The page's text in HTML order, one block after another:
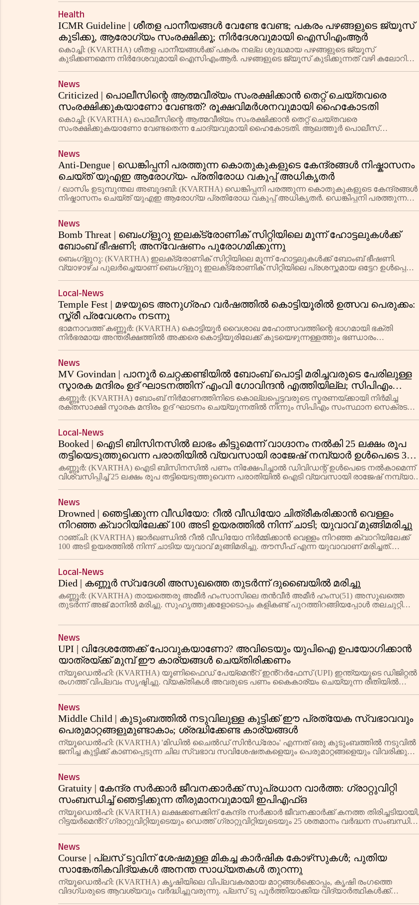
Health
ICMR Guideline | ശീതള പാനീയങ്ങള്‍ വേണ്ടേ വേണ്ട; പകരം പഴങ്ങളുടെ ജ്യൂസ്
കുടിക്കൂ, ആരോഗ്യം സംരക്ഷിക്കൂ; നിര്‍ദേശവുമായി ഐസിഎംആര്‍
കൊച്ചി: (KVARTHA) ശീതള പാനീയങ്ങള്‍ക്ക് പകരം നല്ല ശുദ്ധമായ പഴങ്ങളുടെ ജ്യൂസ്
കുടിക്കണമെന്ന നിര്‍ദേശവുമായി ഐസിഎംആര്‍. പഴങ്ങളുടെ ജ്യൂസ് കുടിക്കുന്നത് വഴി കലോറിയും
News
Criticized | പൊലീസിന്റെ ആത്മവീര്യം സംരക്ഷിക്കാന്‍ തെറ്റ് ചെയ്തവരെ
സംരക്ഷിക്കുകയാണോ വേണ്ടത്? രൂക്ഷവിമര്‍ശനവുമായി ഹൈകോടതി
കൊച്ചി: (KVARTHA) പൊലീസിന്റെ ആത്മവീര്യം സംരക്ഷിക്കാന്‍ തെറ്റ് ചെയ്തവരെ
സംരക്ഷിക്കുകയാണോ വേണ്ടതെന്ന ചോദ്യവുമായി ഹൈകോടതി. ആലത്തൂര്‍ പൊലീസ്
News
Anti-Dengue | ഡെങ്കിപ്പനി പരത്തുന്ന കൊതുകുകളുടെ കേന്ദ്രങ്ങള്‍ നിഷ്കാസനം
ചെയ്ത് യുഎഇ ആരോഗ്യ- പ്രതിരോധ വകുപ്പ് അധികൃതർ
/ ഖാസിം ഉടുമ്പുന്തല അബൂദബി: (KVARTHA) ഡെങ്കിപ്പനി പരത്തുന്ന കൊതുകുകളുടെ കേന്ദ്രങ്ങള്‍
നിഷ്കാസനം ചെയ്ത് യുഎഇ ആരോഗ്യ പ്രതിരോധ വകുപ്പ് അധികൃതര്‍. ഡെങ്കിപ്പനി പരത്തുന്ന
News
Bomb Threat | ബെംഗ്ളൂറു ഇലക്‌ട്രോണിക് സിറ്റിയിലെ മൂന്ന് ഹോട്ടലുകൾക്ക്
ബോംബ് ഭീഷണി; അന്വേഷണം പുരോഗമിക്കുന്നു
ബെംഗ്ളൂറു: (KVARTHA) ഇലക്‌ട്രോണിക് സിറ്റിയിലെ മൂന്ന് ഹോട്ടലുകൾക്ക് ബോംബ് ഭീഷണി.
വ്യാഴാഴ്ച പുലർച്ചെയാണ് ബെംഗ്ളൂറു ഇലക്‌ട്രോണിക് സിറ്റിയിലെ പ്രശസ്തമായ ഒട്ടേറ ഉൾപ്പെടെ
Local-News
Temple Fest | മഴയുടെ അനുഗ്രഹ വര്‍ഷത്തില്‍ കൊട്ടിയൂരില്‍ ഉത്സവ പെരുക്കം:
സ്ത്രീ പ്രവേശനം നടന്നു
ഭാമനാവത്ത്‌ കണ്ണൂര്‍: (KVARTHA) കൊട്ടിയൂര്‍ വൈശാഖ മഹോത്സവത്തിന്റെ ഭാഗമായി ഭക്തി
നിര്‍ഭരമായ അന്തരീക്ഷത്തില്‍ അക്കരെ കൊട്ടിയൂരിലേക്ക് കുടയെഴുന്നള്ളത്തും ഭണ്ഡാരം
News
MV Govindan | പാനൂര്‍ ചെറ്റക്കണ്ടിയില്‍ ബോംബ് പൊട്ടി മരിച്ചവരുടെ പേരിലുള്ള
സ്മാരക മന്ദിരം ഉദ് ഘാടനത്തിന് എംവി ഗോവിന്ദന്‍ എത്തിയില്ല; സിപിഎം
സംസ്ഥാന സെക്രടറിയെ പുറകോട്ട് അടുപ്പിച്ചത് വിവാദങ്ങളെന്ന് സൂചന
കണ്ണൂര്‍: (KVARTHA) ബോംബ് നിര്‍മാണത്തിനിടെ കൊല്ലപ്പെട്ടവരുടെ സ്മരണയ്ക്കായി നിര്‍മിച്ച
രക്തസാക്ഷി സ്മാരക മന്ദിരം ഉദ് ഘാടനം ചെയ്യുന്നതില്‍ നിന്നും സിപിഎം സംസ്ഥാന സെക്രടറി
Local-News
Booked | ഐടി ബിസിനസില്‍ ലാഭം കിട്ടുമെന്ന് വാഗ്ദാനം നല്‍കി 25 ലക്ഷം രൂപ
തട്ടിയെടുത്തുവെന്ന പരാതിയില്‍ വ്യവസായി രാജേഷ് നമ്പ്യാര്‍ ഉള്‍പെടെ 3
പേര്‍ക്കെതിരെ കേസെടുത്തു
കണ്ണൂര്‍: (KVARTHA) ഐടി ബിസിനസില്‍ പണം നിക്ഷേപിച്ചാല്‍ ഡിവിഡന്റ് ഉള്‍പെടെ നല്‍കാമെന്ന്
വിശ്വസിപ്പിച്ച് 25 ലക്ഷം രൂപ തട്ടിയെടുത്തുവെന്ന പരാതിയില്‍ ഐടി വ്യവസായി രാജേഷ് നമ്പ്യാര്‍
News
Drowned | ഞെട്ടിക്കുന്ന വീഡിയോ: റീൽ വീഡിയോ ചിത്രീകരിക്കാൻ വെള്ളം
നിറഞ്ഞ ക്വാറിയിലേക്ക് 100 അടി ഉയരത്തിൽ നിന്ന് ചാടി; യുവാവ് മുങ്ങിമരിച്ചു
റാഞ്ചി: (KVARTHA) ജാർഖണ്ഡിൽ റീൽ വീഡിയോ നിർമ്മിക്കാൻ വെള്ളം നിറഞ്ഞ ക്വാറിയിലേക്ക്
100 അടി ഉയരത്തിൽ നിന്ന് ചാടിയ യുവാവ് മുങ്ങിമരിച്ചു. തൗസീഫ് എന്ന യുവാവാണ് മരിച്ചത്.
Local-News
Died | കണ്ണൂര്‍ സ്വദേശി അസുഖത്തെ തുടര്‍ന്ന് ദുബൈയില്‍ മരിച്ചു
കണ്ണൂര്‍: (KVARTHA) തായത്തെരു അമീര്‍ ഹംസാസിലെ തന്‍വീര്‍ അമീര്‍ ഹംസ(51) അസുഖത്തെ
തുടര്‍ന്ന് അജ് മാനില്‍ മരിച്ചു. സുഹൃത്തുക്കളോടൊപ്പം കളികണ്ട് പുറത്തിറങ്ങിയപ്പോള്‍ തലചുറ്റി
News
UPI | വിദേശത്തേക്ക് പോവുകയാണോ? അവിടെയും യുപിഐ ഉപയോഗിക്കാൻ
യാത്രയ്ക്ക് മുമ്പ് ഈ കാര്യങ്ങൾ ചെയ്തിരിക്കണം
ന്യൂഡെൽഹി: (KVARTHA) യൂണിഫൈഡ് പേയ്‌മെൻ്റ് ഇൻ്റർഫേസ് (UPI) ഇന്ത്യയുടെ ഡിജിറ്റൽ
രംഗത്ത് വിപ്ലവം സൃഷ്ടിച്ചു. വ്യക്തികൾ അവരുടെ പണം കൈകാര്യം ചെയ്യുന്ന രീതിയിൽ
News
Middle Child | കുടുംബത്തിൽ നടുവിലുള്ള കുട്ടിക്ക് ഈ പ്രത്യേക സ്വഭാവവും
പെരുമാറ്റങ്ങളുമുണ്ടാകാം; ശ്രദ്ധിക്കേണ്ട കാര്യങ്ങൾ
ന്യൂഡെൽഹി: (KVARTHA) 'മിഡിൽ ചൈൽഡ് സിൻഡ്രോം' എന്നത് ഒരു കുടുംബത്തിൽ നടുവിൽ
ജനിച്ച കുട്ടിക്ക് കാണപ്പെടുന്ന ചില സ്വഭാവ സവിശേഷതകളെയും പെരുമാറ്റങ്ങളെയും വിവരിക്കുന്ന
News
Gratuity | കേന്ദ്ര സർക്കാർ ജീവനക്കാർക്ക് സുപ്രധാന വാർത്ത: ഗ്രാറ്റുവിറ്റി
സംബന്ധിച്ച് ഞെട്ടിക്കുന്ന തീരുമാനവുമായി ഇപിഎഫ്ഒ
ന്യൂഡെൽഹി: (KVARTHA) ലക്ഷക്കണക്കിന് കേന്ദ്ര സർക്കാർ ജീവനക്കാർക്ക് കനത്ത തിരിച്ചടിയായി,
റിട്ടയർമെൻ്റ് ഗ്രാറ്റുവിറ്റിയുടെയും ഡെത്ത് ഗ്രാറ്റുവിറ്റിയുടെയും 25 ശതമാനം വർദ്ധന സംബന്ധിച്ച
News
Course | പ്ലസ് ടുവിന് ശേഷമുള്ള മികച്ച കാർഷിക കോഴ്‌സുകൾ; പുതിയ
സാങ്കേതികവിദ്യകൾ അനന്ത സാധ്യതകൾ തുറന്നു
ന്യൂഡെല്‍ഹി: (KVARTHA) കൃഷിയിലെ വിപ്ലവകരമായ മാറ്റങ്ങൾക്കൊപ്പം, കൃഷി രംഗത്തെ
വിദഗ്ധരുടെ ആവശ്യവും വർദ്ധിച്ചുവരുന്നു. പ്ലസ് ടു പൂർത്തിയാക്കിയ വിദ്യാർത്ഥികൾക്ക്